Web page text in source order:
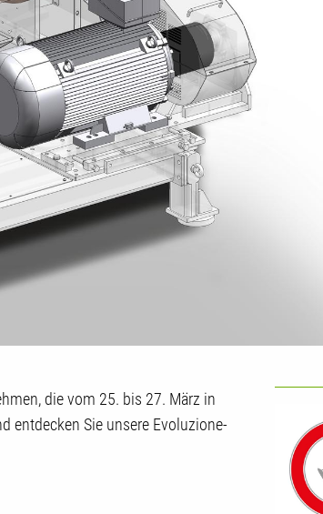
die vom 25. bis 27. März in
entdecken Sie unsere Evoluzione-